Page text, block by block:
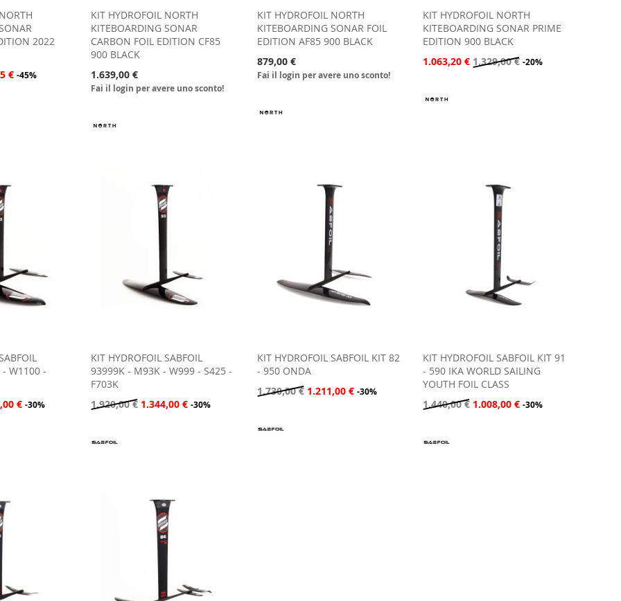
2022
€ -45%
KIT HYDROFOIL NORTH
KITEBOARDING SONAR
CARBON FOIL EDITION CF85
900 BLACK
1.639,00 €
Fai il login per avere uno sconto!
KIT HYDROFOIL NORTH
KITEBOARDING SONAR FOIL
EDITION AF85 900 BLACK
879,00 €
Fai il login per avere uno sconto!
KIT HYDROFOIL NORTH
KITEBOARDING SONAR PRIME
EDITION 900 BLACK
1.063,20 € 1.329,00 € -20%
W1100 -
€ -30%
KIT HYDROFOIL SABFOIL
93999K - M93K - W999 - S425 -
F703K
1.920,00 € 1.344,00 € -30%
KIT HYDROFOIL SABFOIL KIT 82
- 950 ONDA
1.730,00 € 1.211,00 € -30%
KIT HYDROFOIL SABFOIL KIT 91
- 590 IKA WORLD SAILING
YOUTH FOIL CLASS
1.440,00 € 1.008,00 € -30%